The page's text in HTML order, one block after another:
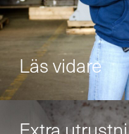
Läs vidare
Ny
Service